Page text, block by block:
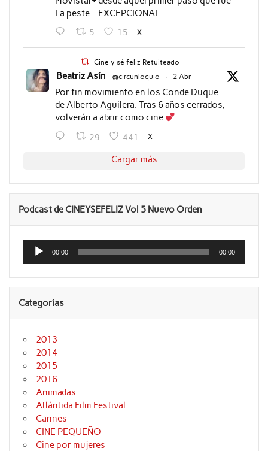
La peste... EXCEPCIONAL.
5 15 X
Cine y sé feliz Retuiteado
Beatriz Asín @circunloquio · 2 Abr
Por fin movimiento en los Conde Duque
de Alberto Aguilera. Tras 6 años cerrados,
volverán a abrir como cine
29 441 X
Cargar más
Podcast de CINEYSEFELIZ Vol 5 Nuevo Orden
Reproductor
audio
00:00 00:00
Categorías
2013
2014
2015
2016
Animadas
Atlántida Film Festival
Cannes
CINE PEQUEÑO
Cine por mujeres